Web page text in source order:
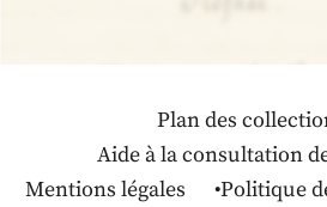
Plan des
Aide à la consultation
Mentions légales
Politique